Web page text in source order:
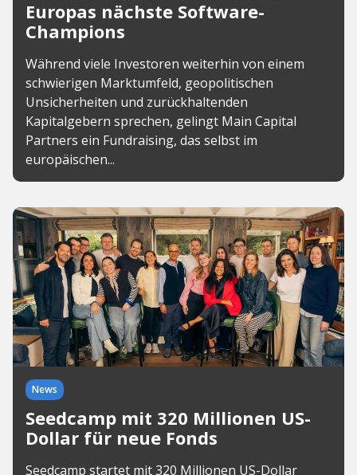
Europas nächste Software-
Champions
Während viele Investoren weiterhin von einem
schwierigen Marktumfeld, geopolitischen
Unsicherheiten und zurückhaltenden
Kapitalgebern sprechen, gelingt Main Capital
Partners ein Fundraising, das selbst im
europäischen...
News
Seedcamp mit 320 Millionen US-
Dollar für neue Fonds
Seedcamp startet mit 320 Millionen US-Dollar